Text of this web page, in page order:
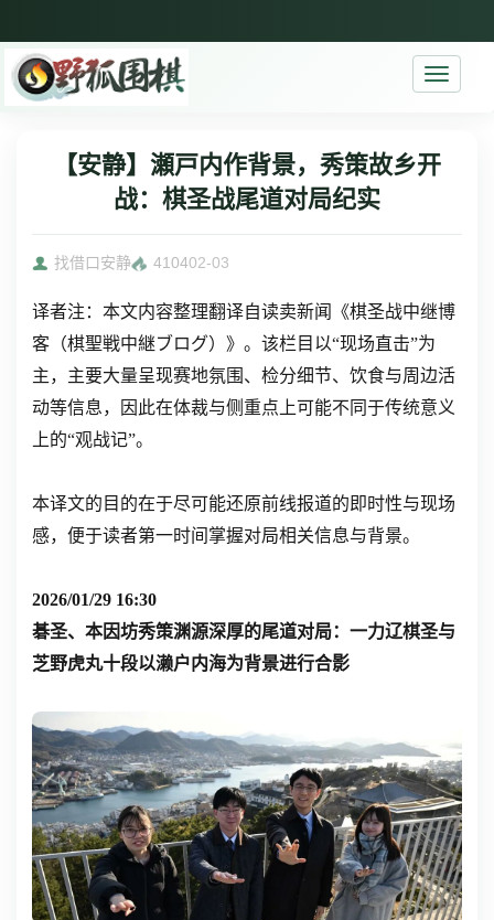
Toggle
【安静】瀬戸内作背景，秀策故乡开
战：棋圣战尾道对局纪实
找借口安静 410402-03
译者注：本文内容整理翻译自读卖新闻《棋圣战中继博
客（棋聖戦中継ブログ）》。该栏目以“现场直击”为
主，主要大量呈现赛地氛围、检分细节、饮食与周边活
动等信息，因此在体裁与侧重点上可能不同于传统意义
上的“观战记”。
本译文的目的在于尽可能还原前线报道的即时性与现场
感，便于读者第一时间掌握对局相关信息与背景。
2026/01/29 16:30
碁圣、本因坊秀策渊源深厚的尾道对局：一力辽棋圣与
芝野虎丸十段以濑户内海为背景进行合影